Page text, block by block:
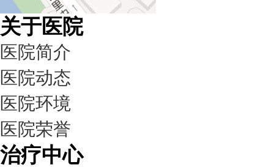
关于医院
医院简介
医院动态
医院环境
医院荣誉
治疗中心